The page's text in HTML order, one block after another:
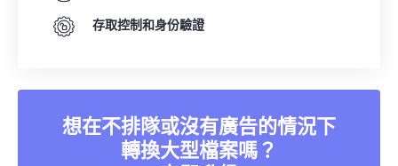
存取控制和身份驗證
想在不排隊或沒有廣告的情況下
轉換大型檔案嗎？